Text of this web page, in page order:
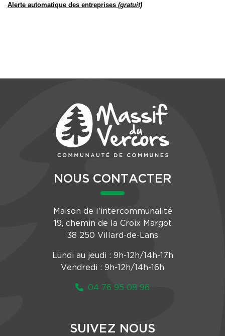
NOUS CONTACTER
Maison de l’intercommunalité
19, chemin de la Croix Margot
38 250 Villard-de-Lans
Lundi au jeudi : 9h-12h/14h-17h
Vendredi : 9h-12h/14h-16h
04 76 95 08 96
SUIVEZ NOUS